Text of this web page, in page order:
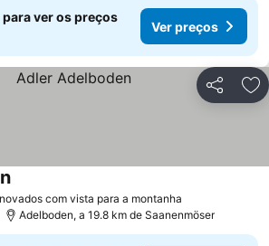
ver os preços
Ver preços
Partilhar
com vista para a montanha
Adelboden, a 19.8 km de Saanenmöser